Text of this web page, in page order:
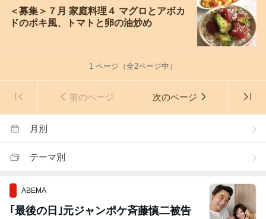
＜募集＞７月 家庭料理４ マグロとアボカ
ドのポキ風、トマトと卵の油炒め
1 ページ（全2ページ中）
前のページ 次のページ
月別
テーマ別
ABEMA
｢最後の日｣元ジャンポケ斉藤慎二被告